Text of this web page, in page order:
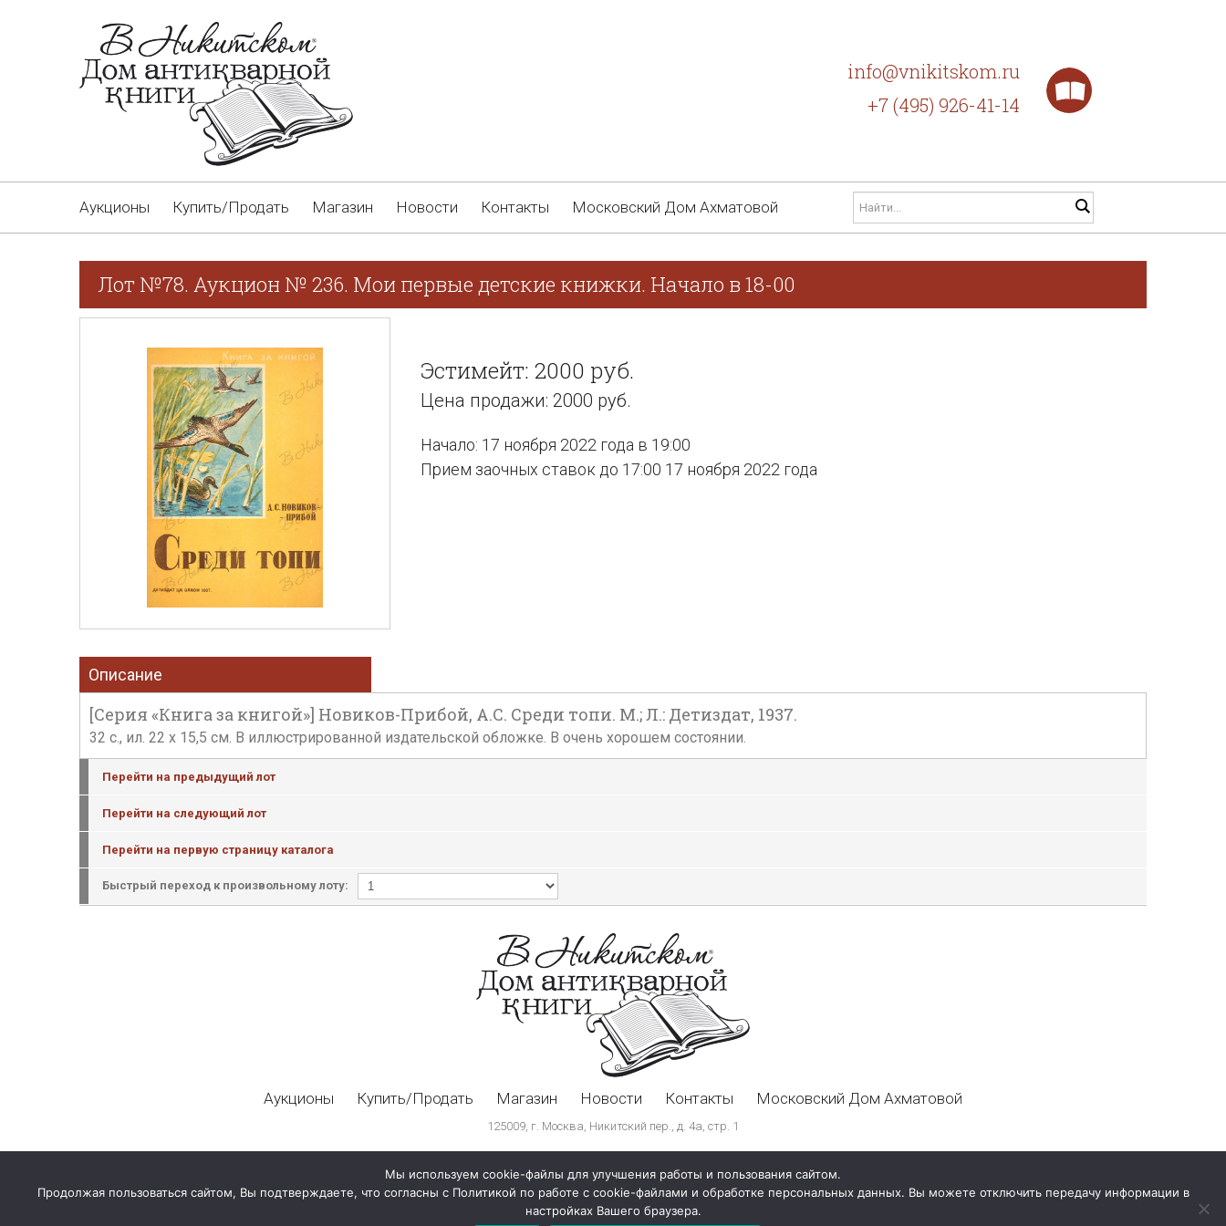
info@vnikitskom.ru
+7 (495) 926-41-14
Аукционы Купить/Продать Магазин Новости Контакты Московский Дом Ахматовой
Лот №78. Аукцион № 236. Мои первые детские книжки. Начало в 18-00
Эстимейт: 2000 руб.
Цена продажи: 2000 руб.
Начало: 17 ноября 2022 года в 19:00
Прием заочных ставок до 17:00 17 ноября 2022 года
Описание
[Серия «Книга за книгой»] Новиков-Прибой, А.С. Среди топи. М.; Л.: Детиздат, 1937.
32 с., ил. 22 х 15,5 см. В иллюстрированной издательской обложке. В очень хорошем состоянии.
Перейти на предыдущий лот
Перейти на следующий лот
Перейти на первую страницу каталога
Быстрый переход к произвольному лоту:
Аукционы Купить/Продать Магазин Новости Контакты Московский Дом Ахматовой
125009, г. Москва, Никитский пер., д. 4а, стр. 1
Мы используем cookie-файлы для улучшения работы и пользования сайтом.
Продолжая пользоваться сайтом, Вы подтверждаете, что согласны с Политикой по работе с cookie-файлами и обработке персональных данных. Вы можете отключить передачу информации в
настройках Вашего браузера.